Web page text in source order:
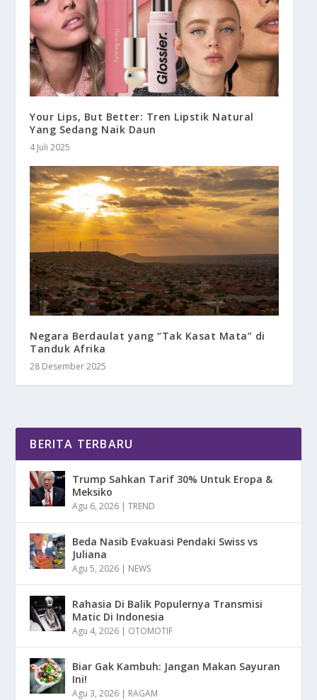
Your Lips, But Better: Tren Lipstik Natural
Yang Sedang Naik Daun
4 Juli 2025
Negara Berdaulat yang “Tak Kasat Mata” di
Tanduk Afrika
28 Desember 2025
BERITA TERBARU
Trump Sahkan Tarif 30% Untuk Eropa &
Meksiko
Agu 6, 2026 |TREND
Beda Nasib Evakuasi Pendaki Swiss vs
Juliana
Agu 5, 2026 | NEWS
Rahasia Di Balik Populernya Transmisi
Matic Di Indonesia
Agu 4, 2026 | OTOMOTIF
Biar Gak Kambuh: Jangan Makan Sayuran
Ini!
Agu 3, 2026 | RAGAM